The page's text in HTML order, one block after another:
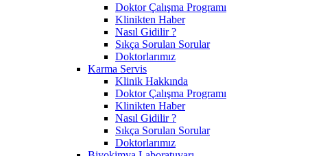
Doktor Çalışma Programı
Klinikten Haber
Nasıl Gidilir ?
Sıkça Sorulan Sorular
Doktorlarımız
Karma Servis
Klinik Hakkında
Doktor Çalışma Programı
Klinikten Haber
Nasıl Gidilir ?
Sıkça Sorulan Sorular
Doktorlarımız